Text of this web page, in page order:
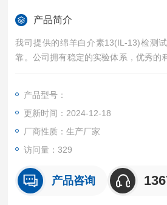
产品简介
我司提供的绵羊白介素13(IL-13)检测
靠。公司拥有稳定的实验体系，优秀的
果，是您值得信赖的合作伙伴，凡购买
产品型号：
更新时间：2024-12-18
厂商性质：生产厂家
访问量：329
产品咨询